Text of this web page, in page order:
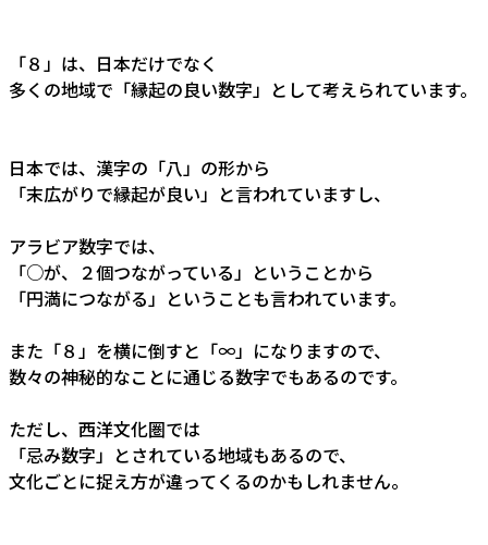
「８」は、日本だけでなく
多くの地域で「縁起の良い数字」として考えられています。
日本では、漢字の「八」の形から
「末広がりで縁起が良い」と言われていますし、
アラビア数字では、
「○が、２個つながっている」ということから
「円満につながる」ということも言われています。
また「８」を横に倒すと「∞」になりますので、
数々の神秘的なことに通じる数字でもあるのです。
ただし、西洋文化圏では
「忌み数字」とされている地域もあるので、
文化ごとに捉え方が違ってくるのかもしれません。